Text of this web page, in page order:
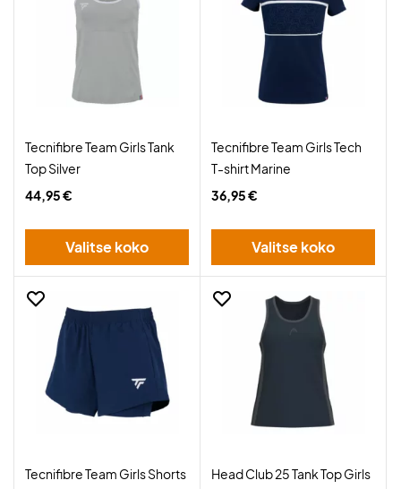
Tecnifibre Team Girls Tank
Top Silver
44,95 €
Valitse koko
Tecnifibre Team Girls Tech
T-shirt Marine
36,95 €
Valitse koko
Tecnifibre Team Girls Shorts
Head Club 25 Tank Top Girls